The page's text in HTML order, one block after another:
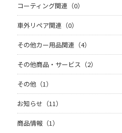
コーティング関連（0）
車外リペア関連（0）
その他カー用品関連（4）
その他商品・サービス（2）
その他（1）
お知らせ（11）
商品情報（1）